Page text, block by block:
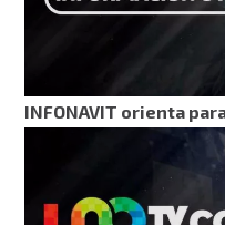
INFONAVIT orienta